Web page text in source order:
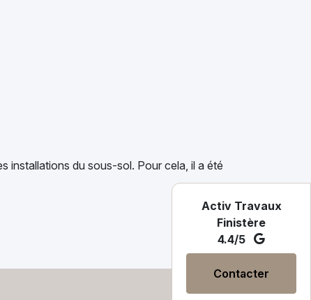
installations du sous-sol. Pour cela, il a été
Activ Travaux
Finistère
4.4/5
Contacter